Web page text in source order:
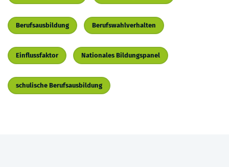
Berufsausbildung Berufswahlverhalten
Einflussfaktor Nationales Bildungspanel
schulische Berufsausbildung